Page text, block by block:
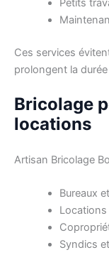
Petits
Ces services
prolongent la
Bricolage
locations
Artisan Bricolage
Bureaux
Syndics